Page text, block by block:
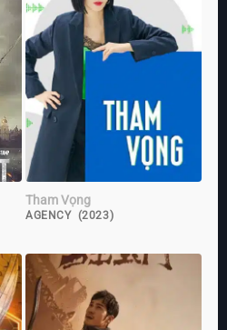
Tham Vọng
AGENCY (2023)